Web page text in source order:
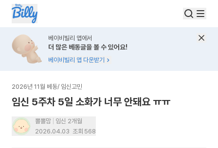
베이비빌리 앱에서
더 많은 베동글을 볼 수 있어요!
베이비빌리 앱 다운받기
2026년 11월 베동/ 임신고민
임신 5주차 5일 소화가 너무 안돼요 ㅠㅠ
뽈뽈맘
임신 2개월
2026.04.03 조회 568